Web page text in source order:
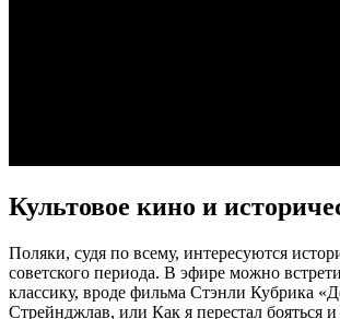
Культовое кино и
Поляки, судя по всему, интересуются
советского периода. В эфире можно
классику, вроде фильма Стэнли Кубрика
Стрейнджлав, или Как я перестал бояться